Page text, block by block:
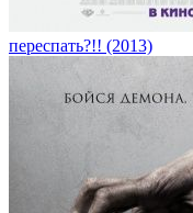
переспать?!! (2013)